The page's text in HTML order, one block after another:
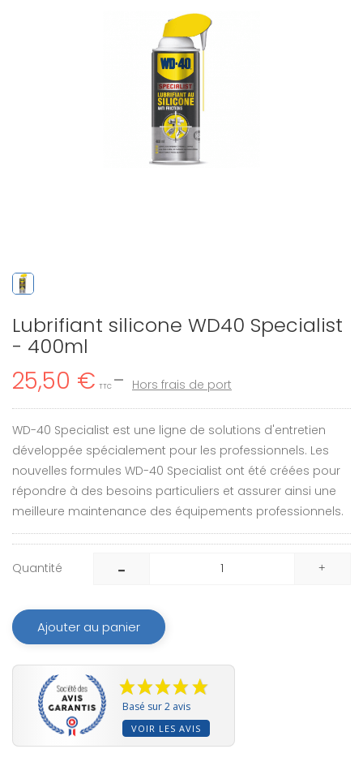
Lubrifiant silicone WD40 Specialist
- 400ml
25,50 € TTC Hors frais de port
WD-40 Specialist est une ligne de solutions d'entretien
développée spécialement pour les professionnels. Les
nouvelles formules WD-40 Specialist ont été créées pour
répondre à des besoins particuliers et assurer ainsi une
meilleure maintenance des équipements professionnels.
Quantité
Ajouter au panier
Basé sur 2 avis
VOIR LES AVIS